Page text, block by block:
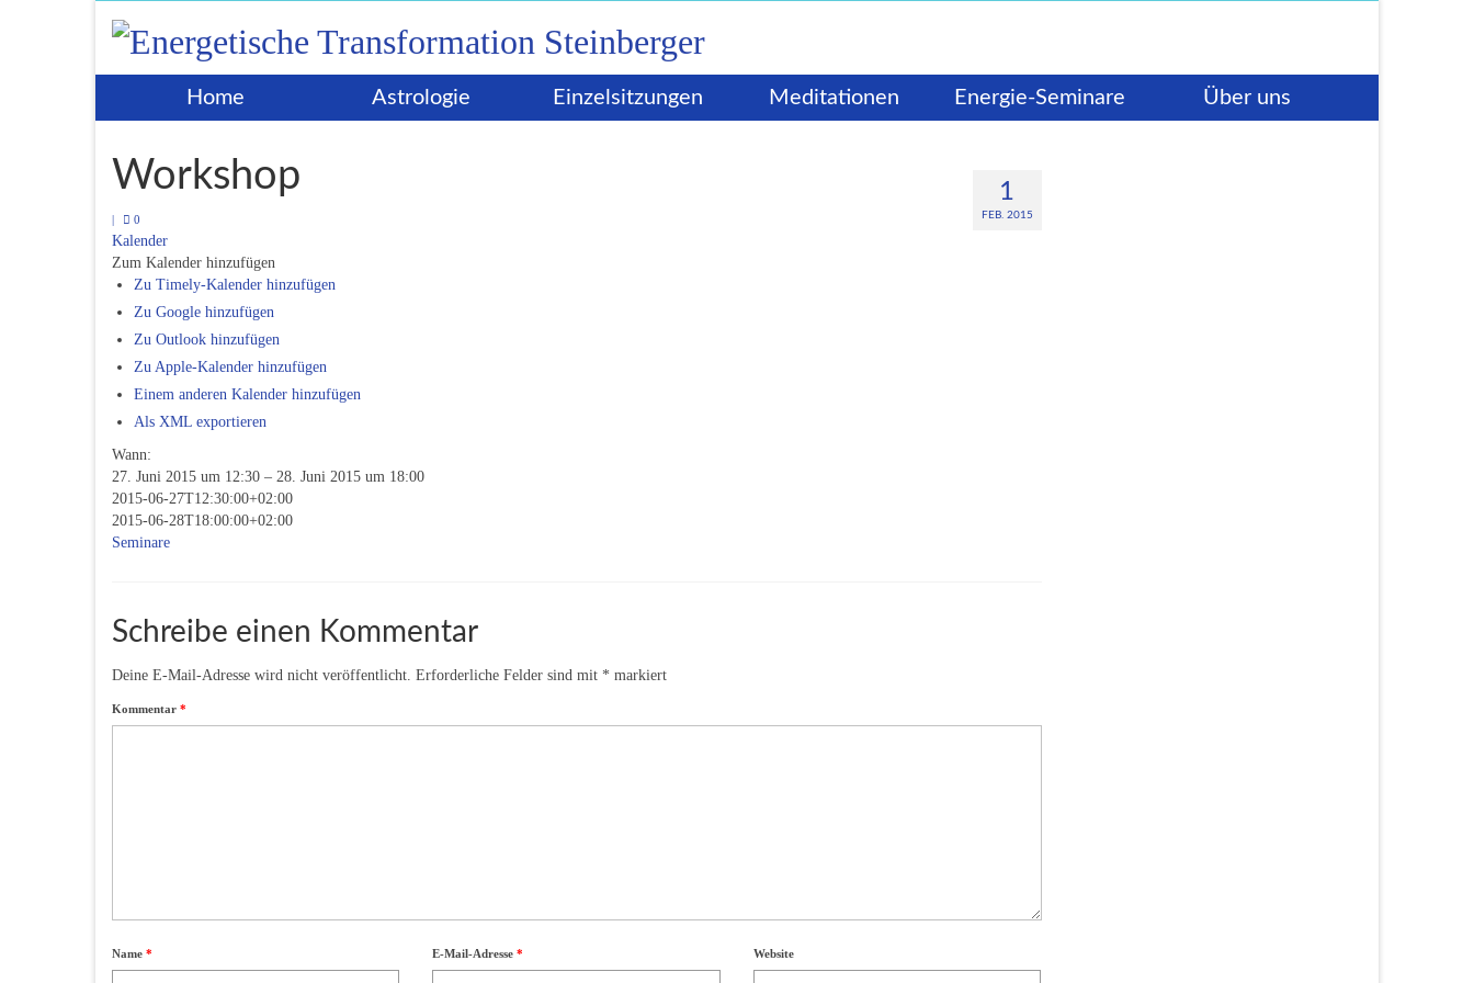
Home Astrologie Einzelsitzungen Meditationen Energie-Seminare Über uns
1
FEB. 2015
Workshop
| 0
Kalender
Zum Kalender hinzufügen
Zu Timely-Kalender hinzufügen
Zu Google hinzufügen
Zu Outlook hinzufügen
Zu Apple-Kalender hinzufügen
Einem anderen Kalender hinzufügen
Als XML exportieren
Wann:
27. Juni 2015 um 12:30 – 28. Juni 2015 um 18:00
2015-06-27T12:30:00+02:00
2015-06-28T18:00:00+02:00
Seminare
Schreibe einen Kommentar
Deine E-Mail-Adresse wird nicht veröffentlicht. Erforderliche Felder sind mit * markiert
Kommentar *
Name * E-Mail-Adresse* Website